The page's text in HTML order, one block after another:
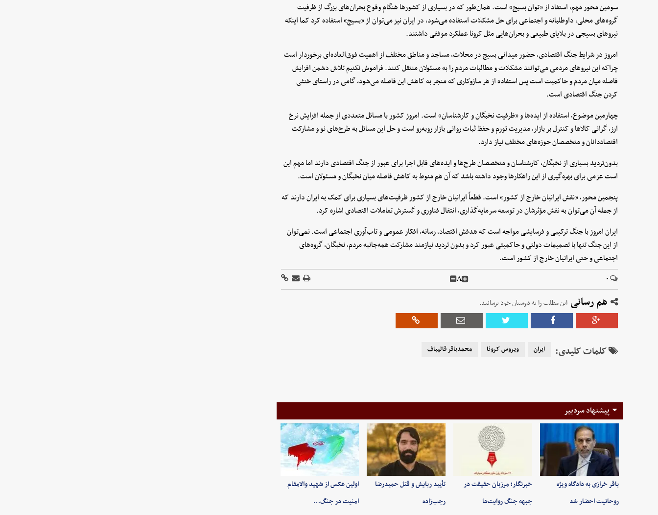
سومین محور مهم، استفاد از «توان بسیج» است. همان‌طور که در بسیاری از کشورها هنگام وقوع بحران‌های بزرگ از ظرفیت
گروه‌های محلی، داوطلبانه و اجتماعی برای حل مشکلات استفاده می‌شود، در ایران نیز می‌توان از «بسیج» استفاده کرد کما اینکه
نیروهای بسیجی در بلایای طبیعی و بحران‌هایی مثل کرونا عملکرد موفقی داشتند.
امروز در شرایط جنگ اقتصادی، حضور میدانی بسیج در محلات، مساجد و مناطق مختلف از اهمیت فوق‌العاده‌ای برخوردار است
چراکه این نیروهای مردمی می‌توانند مشکلات و مطالبات مردم را به مسئولان منتقل کنند. فراموش نکنیم تلاش دشمن افزایش
فاصله میان مردم و حاکمیت است پس استفاده از هر سازوکاری که منجر به کاهش این فاصله می‌شود، گامی در راستای خنثی
کردن جنگ اقتصادی است.
چهارمین موضوع، استفاده از ایده‌ها و «ظرفیت نخبگان و کارشناسان» است. امروز کشور با مسائل متعددی از جمله افزایش نرخ
ارز،‌ گرانی کالاها و کنترل بر بازار، مدیریت تورم و حفظ ثبات روانی بازار روبه‌رو است و حل این مسائل به طرح‌های نو و مشارکت
اقتصاددانان و متخصصان حوزه‌های مختلف نیاز دارد.
بدون‌تردید بسیاری از نخبگان،‌ کارشناسان و متخصصان طرح‌ها و ایده‌های قابل اجرا برای عبور از جنگ اقتصادی دارند اما مهم این
است عزمی برای بهره‌گیری از این راهکارها وجود داشته باشد که آن هم منوط به کاهش فاصله میان نخبگان و مسئولان است.
پنجمین محور، «نقش ایرانیان خارج از کشور» است. قطعاً ایرانیان خارج از کشور ظرفیت‌های بسیاری برای کمک به ایران دارند که
از جمله آن می‌توان به نقش مؤثرشان در توسعه سرمایه‌گذاری، انتقال فناوری و گسترش تعاملات اقتصادی اشاره کرد.
ایران امروز با جنگ ترکیبی و فرسایشی مواجه است که هدفش اقتصاد، رسانه، افکار عمومی و تاب‌آوری اجتماعی است. نمی‌توان
از این جنگ تنها با تصمیمات دولتی و حاکمیتی عبور کرد و بدون تردید نیازمند مشارکت همه‌جانبه مردم، نخبگان، گروه‌های
اجتماعی و حتی ایرانیان خارج از کشور است.
۰ A
هم رسانی این مطلب را به دوستان خود برسانید.
کلمات کلیدی: ایران ویروس کرونا محمدباقر قالیباف
پیشنهاد سردبیر
باقر خرازی به دادگاه ویژه
روحانیت احضار شد
خبرنگار؛ مرزبان حقیقت در
جبهه جنگ روایت‌ها
تأیید ربایش و قتل حمیدرضا
رجب‌زاده
اولین عکس از شهید والامقام
امنیت در جنگ…